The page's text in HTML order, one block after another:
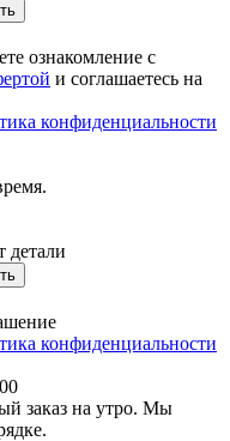
ознакомление с
и соглашаетесь на
конфиденциальности
детали
конфиденциальности
заказ на утро. Мы